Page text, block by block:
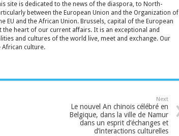
site is dedicated to the news of the diaspora, to North-
between the European Union and the Organization of
EU and the African Union. Brussels, capital of the European
heart of our current affairs. It is an exceptional and
and cultures of the world live, meet and exchange. Our
African culture.
Next
Le nouvel An chinois célébré en
Belgique, dans la ville de Namur
dans un esprit d’échanges et
d’interactions culturelles